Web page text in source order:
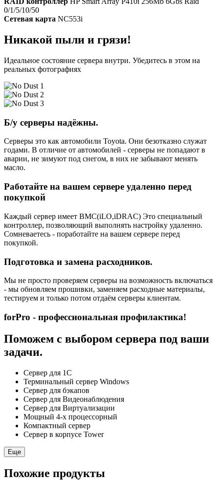
0/1/5/10/50
Сетевая карта NC553i
Никакой пыли и грязи!
Идеальное состояние сервера внутри. Убедитесь в этом на
реальных фотографиях
Б/у серверы надёжны.
Серверы это как автомобили Toyota. Они безотказно служат
годами. В отличие от автомобилей - серверы не попадают в
аварии, не зимуют под снегом, в них не забывают менять
масло.
Работайте на вашем сервере удаленно перед
покупкой
Каждый сервер имеет BMC(iLO,iDRAC) Это специальный
контроллер, позволяющий выполнять настройку удаленно.
Сомневаетесь - поработайте на вашем сервере перед
покупкой.
Подготовка и замена расходников.
Мы не просто проверяем серверы на возможность включаться
- мы обновляем прошивки, заменяем расходные материалы,
тестируем и только потом отдаём серверы клиентам.
forPro - профессиональная профилактика!
Поможем с выбором сервера под ваши
задачи.
Сервер для 1С
Терминальный сервер Windows
Сервер для бэкапов
Сервер для Видеонаблюдения
Сервер для Виртуализации
Мощный 4-х процессорный
Компактный сервер
Сервер в корпусе Tower
Еще
Похожие продукты